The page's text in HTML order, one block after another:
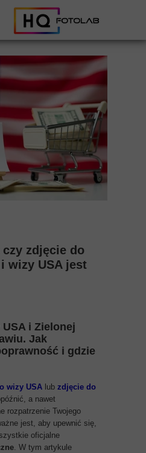
zdjęcie do
wizy USA jest
i Zielonej
Jak
i gdzie
wizy USA lub zdjęcie do
a nawet
rozpatrzenie Twojego
jest, aby upewnić się,
oficjalne
. W tym artykule